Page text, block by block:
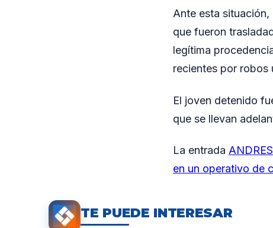
Ante esta
que fueron
legítima
recientes por robos
El joven detenido
que se llevan
La entrada
en un operativo de
TE PUEDE INTERESAR